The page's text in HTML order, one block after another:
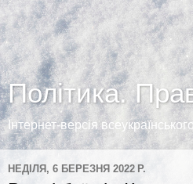
Політика.
Інтернет-версія
НЕДІЛЯ, 6 БЕРЕЗНЯ 2022 Р.